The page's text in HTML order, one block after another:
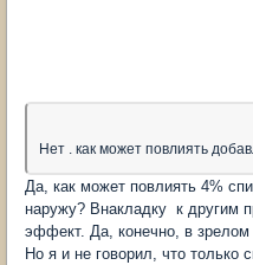
Нет . как может повлиять
Да, как может повлиять 4%
наружу? Внакладку к другим
эффект. Да, конечно, в
Но я и не говорил, что только